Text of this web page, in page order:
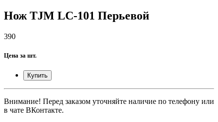
Нож TJM LC-101 Перьевой
390
Цена за шт.
Купить
Внимание! Перед заказом уточняйте наличие по телефону или
в чате ВКонтакте.